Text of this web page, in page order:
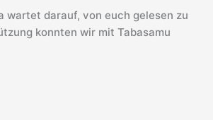
wartet darauf, von euch gelesen zu
konnten wir mit Tabasamu